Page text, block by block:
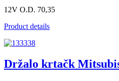
12V O.D. 70,35
Product details
Držalo krtačk